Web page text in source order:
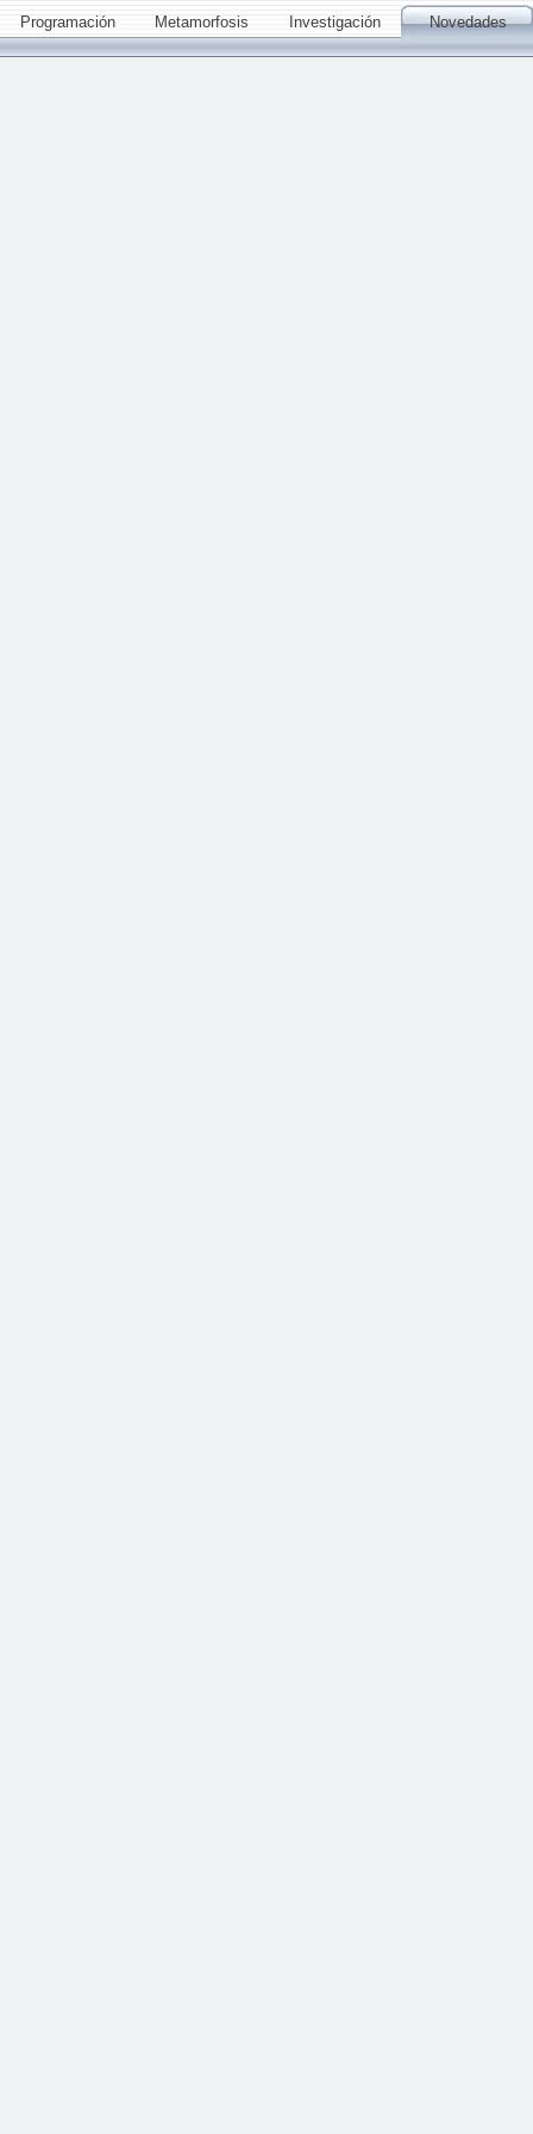
Programación Metamorfosis Investigación Novedades